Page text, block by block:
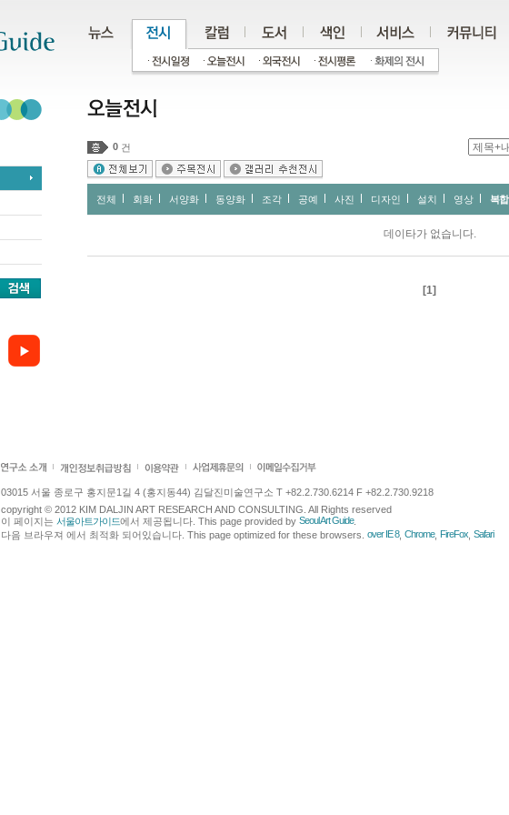
0 건
전체 회화 서양화 동양화 조각 공예 사진 디자인 설치 영상 복합
데이타가 없습니다.
[1]
03015 서울 종로구 홍지문1길 4 (홍지동44) 김달진미술연구소 T +82.2.730.6214 F +82.2.730.9218
copyright © 2012 KIM DALJIN ART RESEARCH AND CONSULTING. All Rights reserved
이 페이지는 서울아트가이드에서 제공됩니다. This page provided by Seoul Art Guide.
다음 브라우져 에서 최적화 되어있습니다. This page optimized for these browsers. over IE 8, Chrome, FireFox Safari